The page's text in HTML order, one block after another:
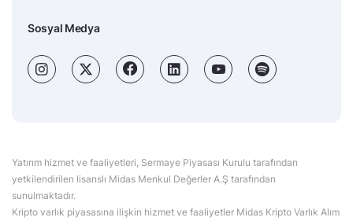
Sosyal Medya
Yatırım hizmet ve faaliyetleri, Sermaye Piyasası Kurulu tarafından
yetkilendirilen lisanslı Midas Menkul Değerler A.Ş tarafından
sunulmaktadır.
Kripto varlık piyasasına ilişkin hizmet ve faaliyetler Midas Kripto Varlık Alım